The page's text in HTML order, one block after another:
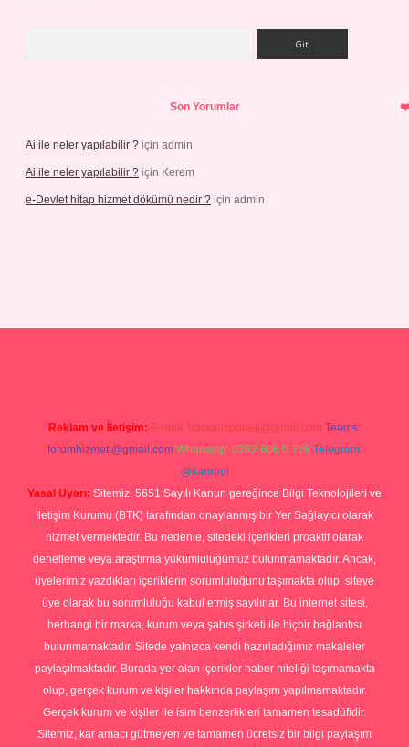
Son Yorumlar
Ai ile neler yapılabilir ? için admin
Ai ile neler yapılabilir ? için Kerem
e-Devlet hitap hizmet dökümü nedir ? için admin
Reklam ve İletişim: E-mail: backlinkpaneli@gmail.com Teams:
forumhizmeti@gmail.com Whatsapp: 0262 606 0 726 Telegram:
@karabul
Yasal Uyarı: Sitemiz, 5651 Sayılı Kanun gereğince Bilgi Teknolojileri ve
İletişim Kurumu (BTK) tarafından onaylanmış bir Yer Sağlayıcı olarak
hizmet vermektedir. Bu nedenle, sitedeki içerikleri proaktif olarak
denetleme veya araştırma yükümlülüğümüz bulunmamaktadır. Ancak,
üyelerimiz yazdıkları içeriklerin sorumluluğunu taşımakta olup, siteye
üye olarak bu sorumluluğu kabul etmiş sayılırlar. Bu internet sitesi,
herhangi bir marka, kurum veya şahıs şirketi ile hiçbir bağlantısı
bulunmamaktadır. Sitede yalnızca kendi hazırladığımız makaleler
paylaşılmaktadır. Burada yer alan içerikler haber niteliği taşımamakta
olup, gerçek kurum ve kişiler hakkında paylaşım yapılmamaktadır.
Gerçek kurum ve kişiler ile isim benzerlikleri tamamen tesadüfidir.
Sitemiz, kar amacı gütmeyen ve tamamen ücretsiz bir bilgi paylaşım